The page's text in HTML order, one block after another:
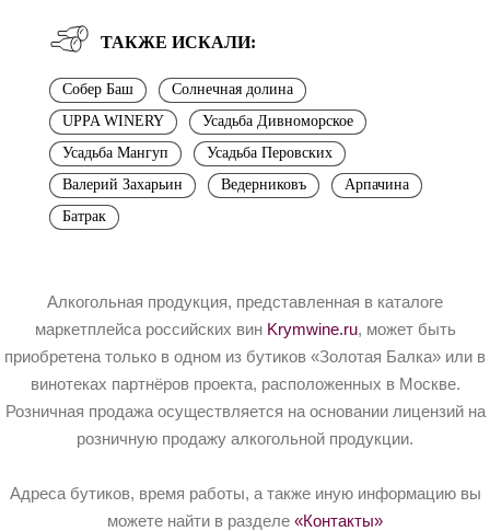
ТАКЖЕ ИСКАЛИ:
Собер Баш
Солнечная долина
UPPA WINERY
Усадьба Дивноморское
Усадьба Мангуп
Усадьба Перовских
Валерий Захарьин
Ведерниковъ
Арпачина
Батрак
Алкогольная продукция, представленная в каталоге
маркетплейса российских вин Krymwine.ru, может быть
приобретена только в одном из бутиков «Золотая Балка» или в
винотеках партнёров проекта, расположенных в Москве.
Розничная продажа осуществляется на основании лицензий на
розничную продажу алкогольной продукции.
Адреса бутиков, время работы, а также иную информацию вы
можете найти в разделе «Контакты»